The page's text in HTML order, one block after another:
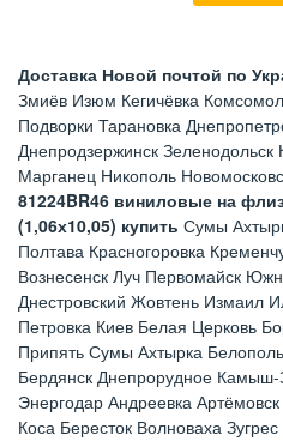
Доставка Новой почтой по
Змиёв Изюм Кегичёвка
Подворки Тарановка
Днепродзержинск Зеленодольск
Марганец Никополь
81224BR46 виниловые на
(1,06х10,05) купить Сумы
Полтава Красногоровка
Вознесенск Луч Первомайск
Днестровский Жовтень Измаил
Петровка Киев Белая Церковь
Припять Сумы Ахтырка
Бердянск Днепрорудное
Энергодар Андреевка
Коса Бересток Волноваха